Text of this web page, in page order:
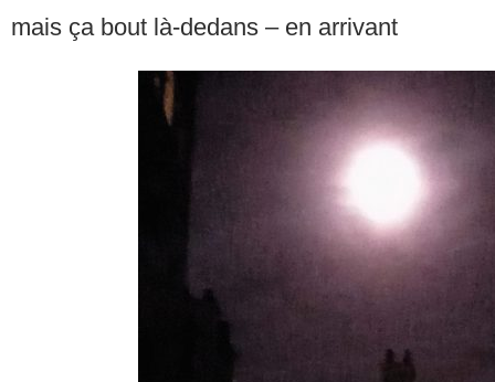
mais ça bout là-dedans – en arrivant